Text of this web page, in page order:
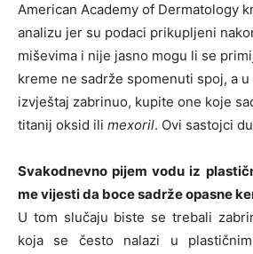
American Academy of Dermatology
analizu jer su podaci prikupljeni
miševima i nije jasno mogu li se
kreme ne sadrže spomenuti spoj, a
izvještaj zabrinuo, kupite one koje
titanij oksid ili mexoril. Ovi sastojci
Svakodnevno pijem vodu iz
me vijesti da boce sadrže opasne
U tom slučaju biste se trebali
koja se često nalazi u